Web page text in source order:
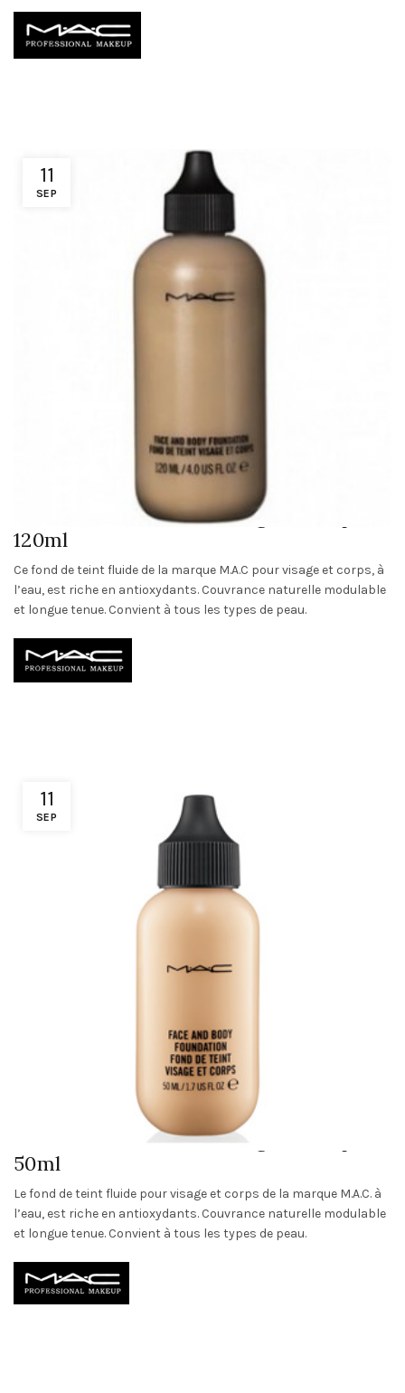
11
SEP
M.A.C : Fond de teint visage et corps –
120ml
Ce fond de teint fluide de la marque M.A.C pour visage et corps, à
l’eau, est riche en antioxydants. Couvrance naturelle modulable
et longue tenue. Convient à tous les types de peau.
11
SEP
M.A.C : Fond de teint visage et corps –
50ml
Le fond de teint fluide pour visage et corps de la marque M.A.C. à
l’eau, est riche en antioxydants. Couvrance naturelle modulable
et longue tenue. Convient à tous les types de peau.